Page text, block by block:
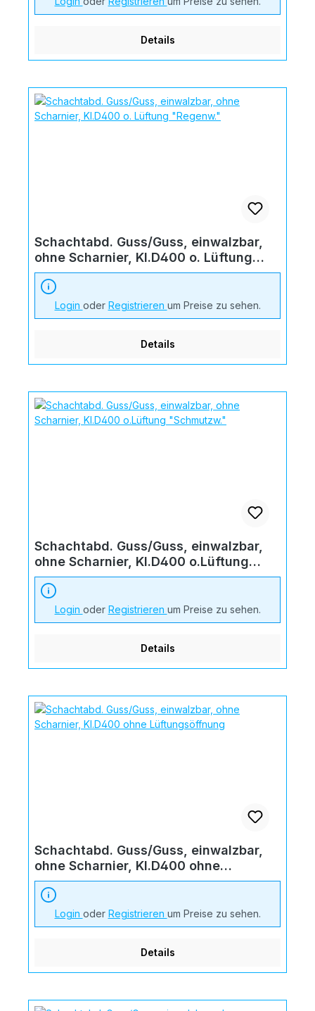
Details
Schachtabd. Guss/Guss, einwalzbar,
ohne Scharnier, Kl.D400 o. Lüftung
"Regenw."
Login oder Registrieren um Preise zu sehen.
Details
Schachtabd. Guss/Guss, einwalzbar,
ohne Scharnier, Kl.D400 o.Lüftung
"Schmutzw."
Login oder Registrieren um Preise zu sehen.
Details
Schachtabd. Guss/Guss, einwalzbar,
ohne Scharnier, Kl.D400 ohne
Lüftungsöffnung
Login oder Registrieren um Preise zu sehen.
Details